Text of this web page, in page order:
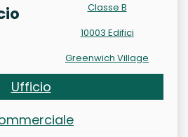
Classe B
10003 Edifici
Greenwich Village
Ufficio